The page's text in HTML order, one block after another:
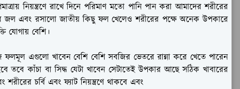
নিয়ন্ত্রণে রাখে দিনে পরিমাণ মতো পানি পান করা আমাদের শরীরের
জল এবং রসালো জাতীয় কিছু ফল খেলেও শরীরের পক্ষে অনেক উপকারে
যোগায় বেশি।
এগুলো খাবেন বেশি বেশি সবজির ভেতরে রান্না করে খেতে পারেন
তবে কাঁচা বা সিদ্ধ যেটা খাবেন সেটাতেই উপকার আছে সঠিক খাবারের
চর্বি এবং ফ্যাট নিয়ন্ত্রণে থাকবে এবং